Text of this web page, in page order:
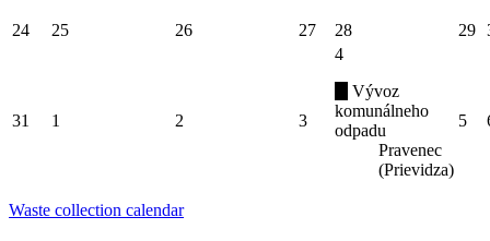
24 25 26 27 28 29
31 1 2 3
4
Vývoz
komunálneho
odpadu
Pravenec
(Prievidza)
5
Waste collection calendar